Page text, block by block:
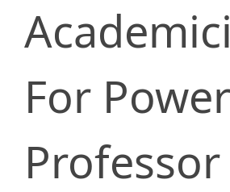
For
Professor